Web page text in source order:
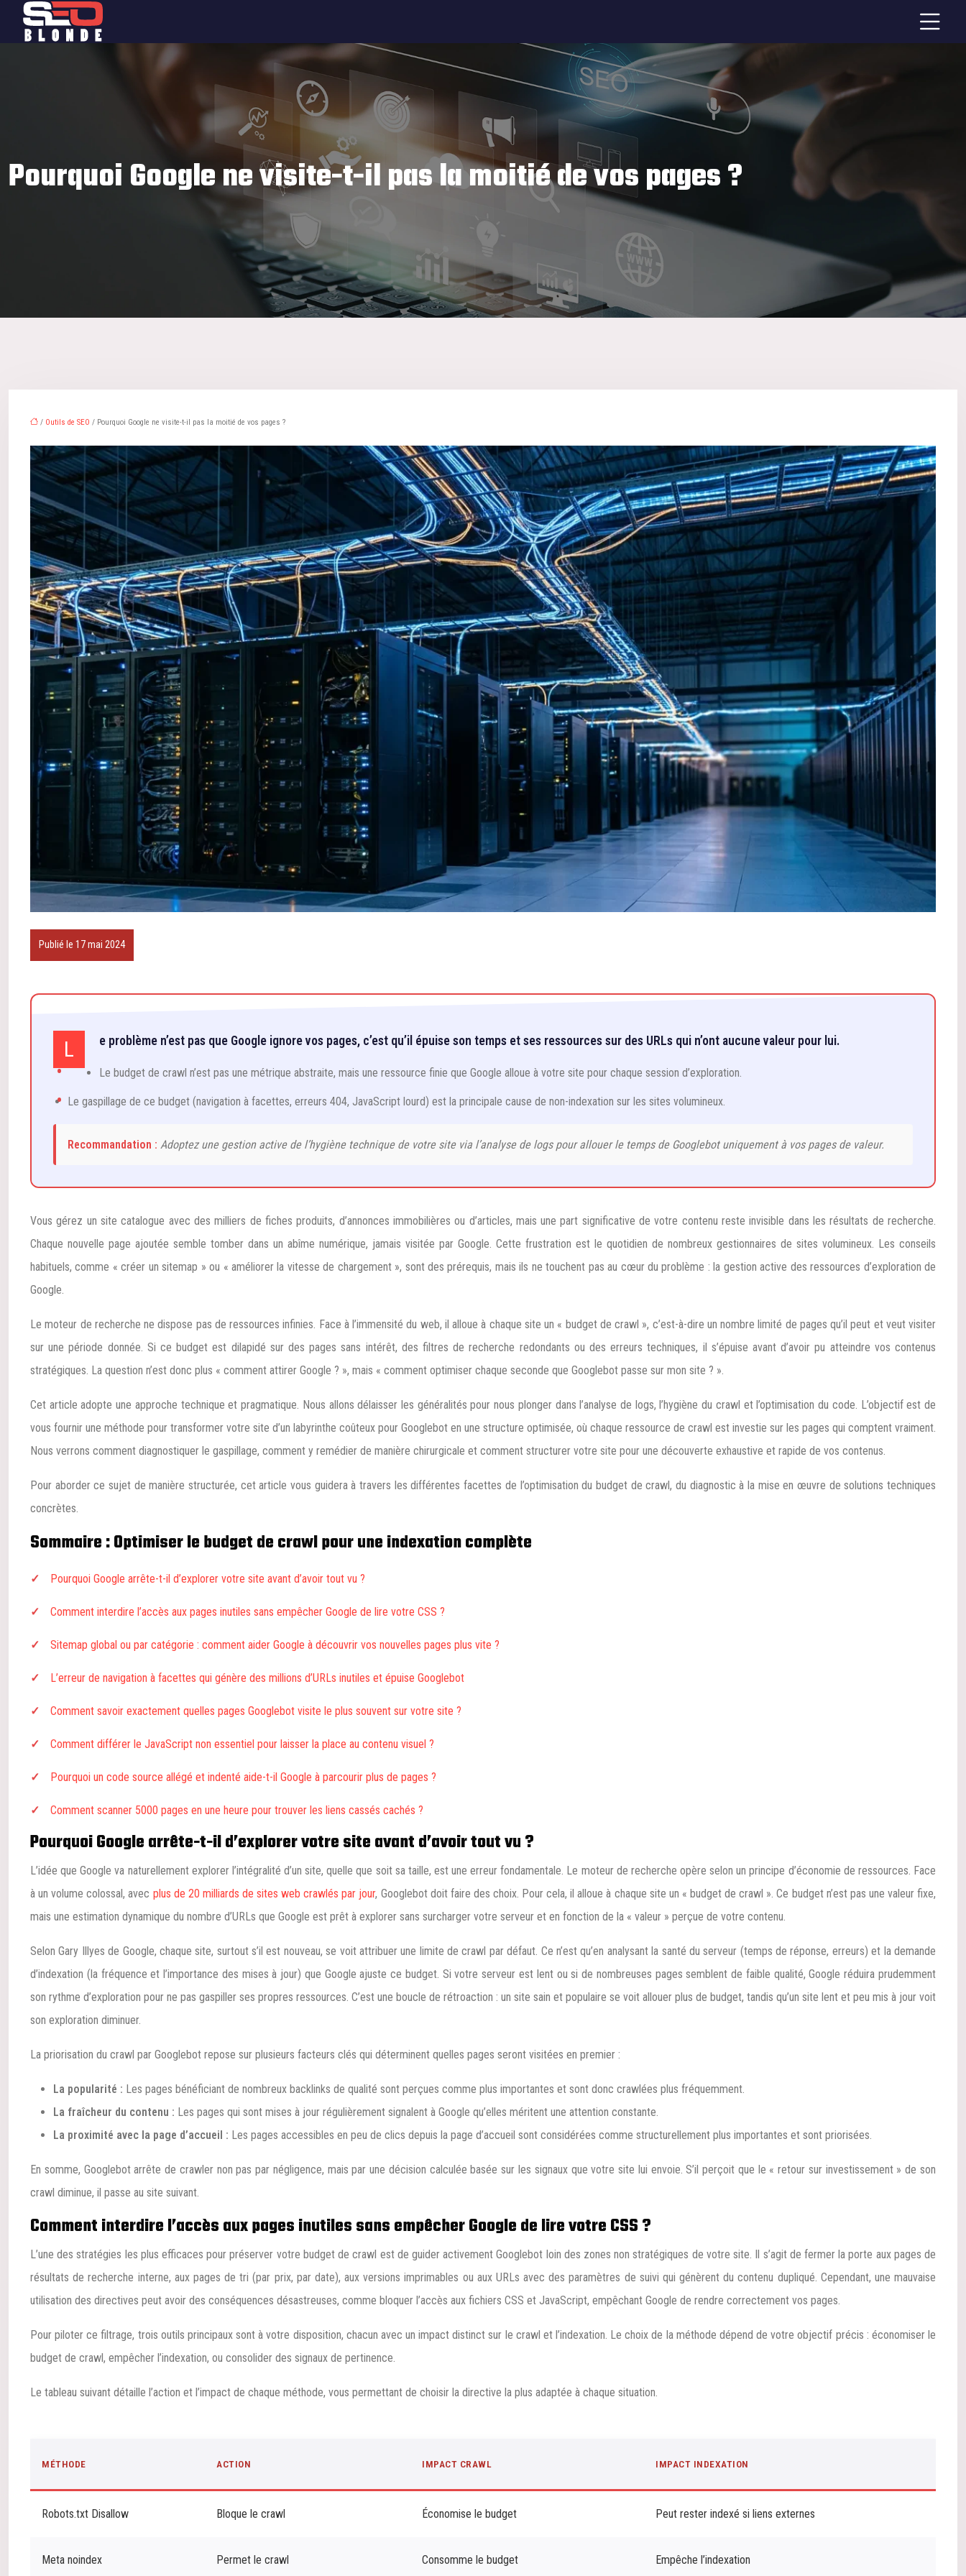
Pourquoi Google ne visite-t-il pas la moitié de vos pages ?
/ Outils de SEO / Pourquoi Google ne visite-t-il pas la moitié de vos pages ?
Publié le 17 mai 2024
L e problème n’est pas que Google ignore vos pages, c’est qu’il épuise son temps et ses ressources sur des URLs qui n’ont aucune valeur pour lui.
Le budget de crawl n’est pas une métrique abstraite, mais une ressource finie que Google alloue à votre site pour chaque session d’exploration.
Le gaspillage de ce budget (navigation à facettes, erreurs 404, JavaScript lourd) est la principale cause de non-indexation sur les sites volumineux.
Recommandation : Adoptez une gestion active de l’hygiène technique de votre site via l’analyse de logs pour allouer le temps de Googlebot uniquement à vos pages de valeur.
Vous gérez un site catalogue avec des milliers de fiches produits, d’annonces immobilières ou d’articles, mais une part significative de votre contenu reste invisible dans les résultats de recherche.
Chaque nouvelle page ajoutée semble tomber dans un abîme numérique, jamais visitée par Google. Cette frustration est le quotidien de nombreux gestionnaires de sites volumineux. Les conseils
habituels, comme « créer un sitemap » ou « améliorer la vitesse de chargement », sont des prérequis, mais ils ne touchent pas au cœur du problème : la gestion active des ressources d’exploration de
Google.
Le moteur de recherche ne dispose pas de ressources infinies. Face à l’immensité du web, il alloue à chaque site un « budget de crawl », c’est-à-dire un nombre limité de pages qu’il peut et veut visiter
sur une période donnée. Si ce budget est dilapidé sur des pages sans intérêt, des filtres de recherche redondants ou des erreurs techniques, il s’épuise avant d’avoir pu atteindre vos contenus
stratégiques. La question n’est donc plus « comment attirer Google ? », mais « comment optimiser chaque seconde que Googlebot passe sur mon site ? ».
Cet article adopte une approche technique et pragmatique. Nous allons délaisser les généralités pour nous plonger dans l’analyse de logs, l’hygiène du crawl et l’optimisation du code. L’objectif est de
vous fournir une méthode pour transformer votre site d’un labyrinthe coûteux pour Googlebot en une structure optimisée, où chaque ressource de crawl est investie sur les pages qui comptent vraiment.
Nous verrons comment diagnostiquer le gaspillage, comment y remédier de manière chirurgicale et comment structurer votre site pour une découverte exhaustive et rapide de vos contenus.
Pour aborder ce sujet de manière structurée, cet article vous guidera à travers les différentes facettes de l’optimisation du budget de crawl, du diagnostic à la mise en œuvre de solutions techniques
concrètes.
Sommaire : Optimiser le budget de crawl pour une indexation complète
Pourquoi Google arrête-t-il d’explorer votre site avant d’avoir tout vu ?
Comment interdire l’accès aux pages inutiles sans empêcher Google de lire votre CSS ?
Sitemap global ou par catégorie : comment aider Google à découvrir vos nouvelles pages plus vite ?
L’erreur de navigation à facettes qui génère des millions d’URLs inutiles et épuise Googlebot
Comment savoir exactement quelles pages Googlebot visite le plus souvent sur votre site ?
Comment différer le JavaScript non essentiel pour laisser la place au contenu visuel ?
Pourquoi un code source allégé et indenté aide-t-il Google à parcourir plus de pages ?
Comment scanner 5000 pages en une heure pour trouver les liens cassés cachés ?
Pourquoi Google arrête-t-il d’explorer votre site avant d’avoir tout vu ?
L’idée que Google va naturellement explorer l’intégralité d’un site, quelle que soit sa taille, est une erreur fondamentale. Le moteur de recherche opère selon un principe d’économie de ressources. Face
à un volume colossal, avec plus de 20 milliards de sites web crawlés par jour, Googlebot doit faire des choix. Pour cela, il alloue à chaque site un « budget de crawl ». Ce budget n’est pas une valeur fixe,
mais une estimation dynamique du nombre d’URLs que Google est prêt à explorer sans surcharger votre serveur et en fonction de la « valeur » perçue de votre contenu.
Selon Gary Illyes de Google, chaque site, surtout s’il est nouveau, se voit attribuer une limite de crawl par défaut. Ce n’est qu’en analysant la santé du serveur (temps de réponse, erreurs) et la demande
d’indexation (la fréquence et l’importance des mises à jour) que Google ajuste ce budget. Si votre serveur est lent ou si de nombreuses pages semblent de faible qualité, Google réduira prudemment
son rythme d’exploration pour ne pas gaspiller ses propres ressources. C’est une boucle de rétroaction : un site sain et populaire se voit allouer plus de budget, tandis qu’un site lent et peu mis à jour voit
son exploration diminuer.
La priorisation du crawl par Googlebot repose sur plusieurs facteurs clés qui déterminent quelles pages seront visitées en premier :
La popularité : Les pages bénéficiant de nombreux backlinks de qualité sont perçues comme plus importantes et sont donc crawlées plus fréquemment.
La fraîcheur du contenu : Les pages qui sont mises à jour régulièrement signalent à Google qu’elles méritent une attention constante.
La proximité avec la page d’accueil : Les pages accessibles en peu de clics depuis la page d’accueil sont considérées comme structurellement plus importantes et sont priorisées.
En somme, Googlebot arrête de crawler non pas par négligence, mais par une décision calculée basée sur les signaux que votre site lui envoie. S’il perçoit que le « retour sur investissement » de son
crawl diminue, il passe au site suivant.
Comment interdire l’accès aux pages inutiles sans empêcher Google de lire votre CSS ?
L’une des stratégies les plus efficaces pour préserver votre budget de crawl est de guider activement Googlebot loin des zones non stratégiques de votre site. Il s’agit de fermer la porte aux pages de
résultats de recherche interne, aux pages de tri (par prix, par date), aux versions imprimables ou aux URLs avec des paramètres de suivi qui génèrent du contenu dupliqué. Cependant, une mauvaise
utilisation des directives peut avoir des conséquences désastreuses, comme bloquer l’accès aux fichiers CSS et JavaScript, empêchant Google de rendre correctement vos pages.
Pour piloter ce filtrage, trois outils principaux sont à votre disposition, chacun avec un impact distinct sur le crawl et l’indexation. Le choix de la méthode dépend de votre objectif précis : économiser le
budget de crawl, empêcher l’indexation, ou consolider des signaux de pertinence.
Le tableau suivant détaille l’action et l’impact de chaque méthode, vous permettant de choisir la directive la plus adaptée à chaque situation.
MÉTHODE ACTION IMPACT CRAWL IMPACT INDEXATION
Robots.txt Disallow Bloque le crawl Économise le budget Peut rester indexé si liens externes
Meta noindex Permet le crawl Consomme le budget Empêche l’indexation